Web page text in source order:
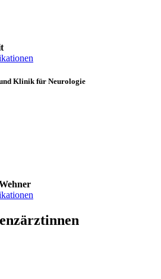
Klinik für Neurologie